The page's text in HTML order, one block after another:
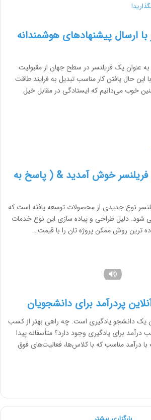
ارسال پیشنهادهای هوشمندانه
به عنوان یک فریلنسر در سطح جهان از مقبولیت
این حال یافتن کار مناسب تبدیل به فرایند طاقت
خوب می‌دانیم که ایستادگی در مقابل خیل
خوش آمدید & ( پاسخ به
نوع جدیدی از محصولات توسعه یافته است که
شود. دلیل طراحی و پیاده سازی این نوع خدمات
ترین روش ممکن پروژه تان را با قیمت…
یک دانشجو یادگیری است. چه راهی بهتر از کسب
برای یادگیری وجود دارد؟ متأسفانه پیدا
درآمد مناسب که با کلاس‌ها، فعالیت‌های فوق